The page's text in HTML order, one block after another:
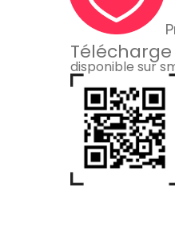
disponible sur